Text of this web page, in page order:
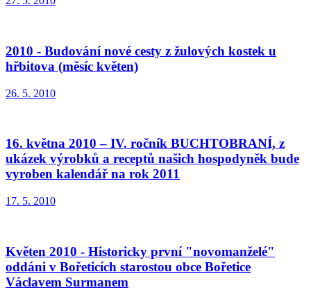
2010 - Budování nové cesty z žulových kostek u
hřbitova (měsíc květen)
26. 5. 2010
16. května 2010 – IV. ročník BUCHTOBRANÍ, z
ukázek výrobků a receptů našich hospodyněk bude
vyroben kalendář na rok 2011
17. 5. 2010
Květen 2010 - Historicky první "novomanželé"
oddáni v Bořeticích starostou obce Bořetice
Václavem Surmanem